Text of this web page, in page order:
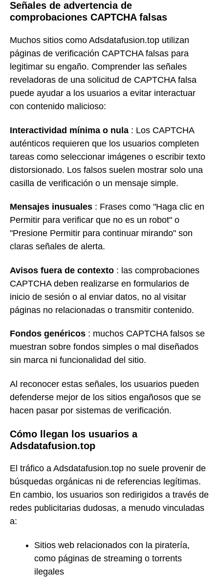
Señales de advertencia de
comprobaciones CAPTCHA falsas
Muchos sitios como Adsdatafusion.top utilizan
páginas de verificación CAPTCHA falsas para
legitimar su engaño. Comprender las señales
reveladoras de una solicitud de CAPTCHA falsa
puede ayudar a los usuarios a evitar interactuar
con contenido malicioso:
Interactividad mínima o nula : Los CAPTCHA
auténticos requieren que los usuarios completen
tareas como seleccionar imágenes o escribir texto
distorsionado. Los falsos suelen mostrar solo una
casilla de verificación o un mensaje simple.
Mensajes inusuales : Frases como "Haga clic en
Permitir para verificar que no es un robot" o
"Presione Permitir para continuar mirando" son
claras señales de alerta.
Avisos fuera de contexto : las comprobaciones
CAPTCHA deben realizarse en formularios de
inicio de sesión o al enviar datos, no al visitar
páginas no relacionadas o transmitir contenido.
Fondos genéricos : muchos CAPTCHA falsos se
muestran sobre fondos simples o mal diseñados
sin marca ni funcionalidad del sitio.
Al reconocer estas señales, los usuarios pueden
defenderse mejor de los sitios engañosos que se
hacen pasar por sistemas de verificación.
Cómo llegan los usuarios a
Adsdatafusion.top
El tráfico a Adsdatafusion.top no suele provenir de
búsquedas orgánicas ni de referencias legítimas.
En cambio, los usuarios son redirigidos a través de
redes publicitarias dudosas, a menudo vinculadas
a:
Sitios web relacionados con la piratería,
como páginas de streaming o torrents
ilegales